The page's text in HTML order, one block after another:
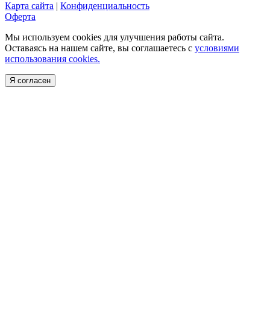
Карта сайта | Конфиденциальность
Оферта
Мы используем cookies для улучшения работы сайта.
Оставаясь на нашем сайте, вы соглашаетесь с условиями
использования cookies.
Я согласен